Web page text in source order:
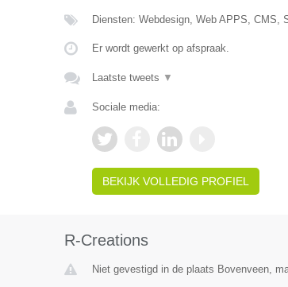
Diensten: Webdesign, Web APPS, CMS,
Er wordt gewerkt op afspraak.
Laatste tweets ▼
Sociale media:
BEKIJK VOLLEDIG PROFIEL
R-Creations
Niet gevestigd in de plaats Bovenveen,